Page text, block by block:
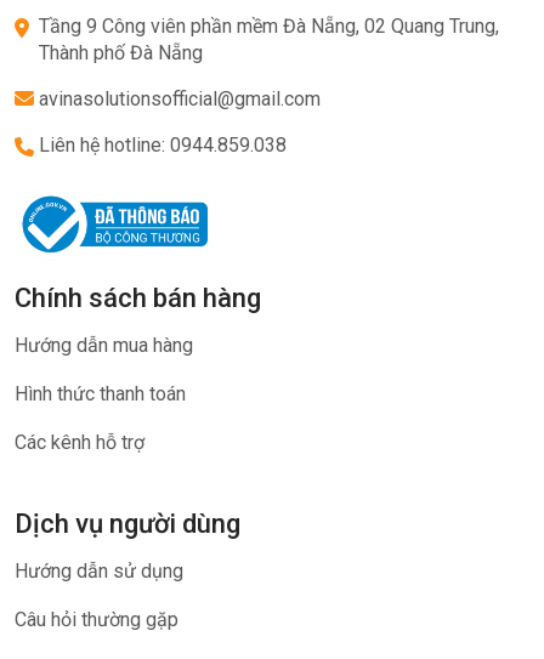
Tầng 9 Công viên phần mềm Đà Nẵng, 02 Quang Trung,
Thành phố Đà Nẵng
avinasolutionsofficial@gmail.com
Liên hệ hotline: 0944.859.038
Chính sách bán hàng
Hướng dẫn mua hàng
Hình thức thanh toán
Các kênh hỗ trợ
Dịch vụ người dùng
Hướng dẫn sử dụng
Câu hỏi thường gặp